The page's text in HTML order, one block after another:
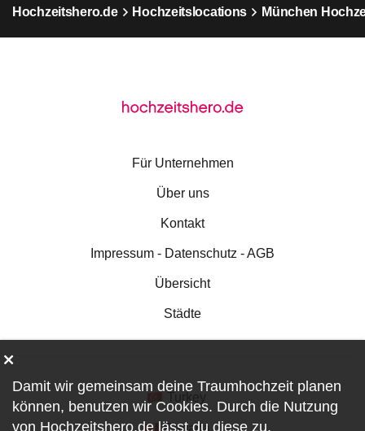
Hochzeitshero.de Hochzeitslocations München
Für Unternehmen
Über uns
Kontakt
Impressum - Datenschutz - AGB
Übersicht
Städte
Canada
Damit wir gemeinsam deine Traumhochzeit planen
können, benutzen wir Cookies. Durch die Nutzung
von Hochzeitshero.de lässt du diese zu.